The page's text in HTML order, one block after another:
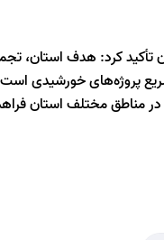
تأکید کرد: هدف استان،
پروژه‌های خورشیدی
مناطق مختلف استان